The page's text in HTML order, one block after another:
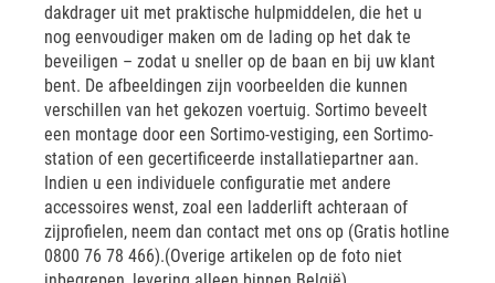
dakdrager uit met praktische hulpmiddelen, die het u
nog eenvoudiger maken om de lading op het dak te
beveiligen – zodat u sneller op de baan en bij uw klant
bent. De afbeeldingen zijn voorbeelden die kunnen
verschillen van het gekozen voertuig. Sortimo beveelt
een montage door een Sortimo-vestiging, een Sortimo-
station of een gecertificeerde installatiepartner aan.
Indien u een individuele configuratie met andere
accessoires wenst, zoal een ladderlift achteraan of
zijprofielen, neem dan contact met ons op (Gratis hotline
0800 76 78 466).(Overige artikelen op de foto niet